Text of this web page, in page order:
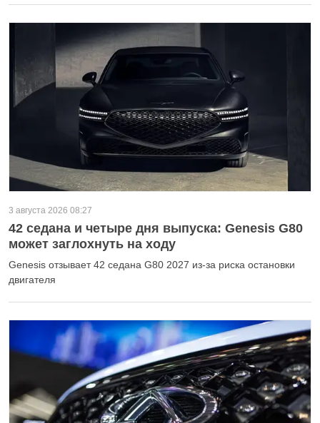
3 августа 2026 08:27
42 седана и четыре дня выпуска: Genesis G80
может заглохнуть на ходу
Genesis отзывает 42 седана G80 2027 из-за риска остановки
двигателя